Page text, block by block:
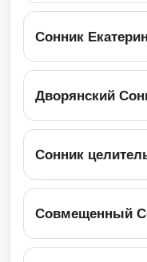
Сонник
Дворянский
Сонник
Совмещенный